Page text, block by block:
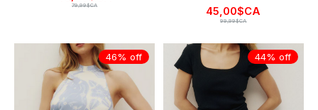
79,99$CA
45,00$CA
99,99$CA
46% off 44% off